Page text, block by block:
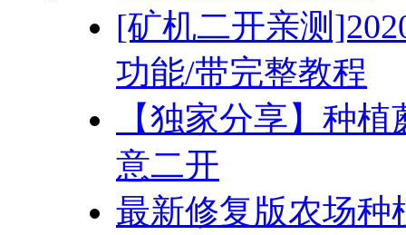
[矿机二开亲测
功能/带完整教程
【独家分享】种
意二开
最新修复版农场种